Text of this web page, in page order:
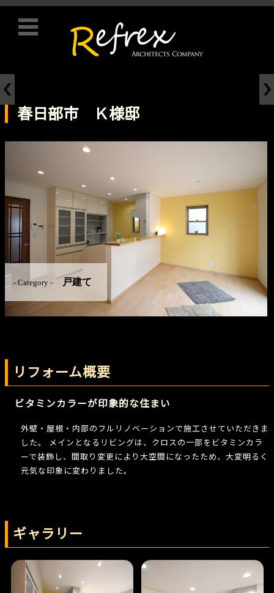
コンテンツに移動
春日部市 Ｋ様邸
- Category - 戸建て
リフォーム概要
ビタミンカラーが印象的な住まい
外壁・屋根・内部のフルリノベーションで施工させていただきま
した。 メインとなるリビングは、クロスの一部をビタミンカラ
ーで装飾し、間取り変更により大空間になったため、大変明るく
元気な印象に変わりました。
ギャラリー